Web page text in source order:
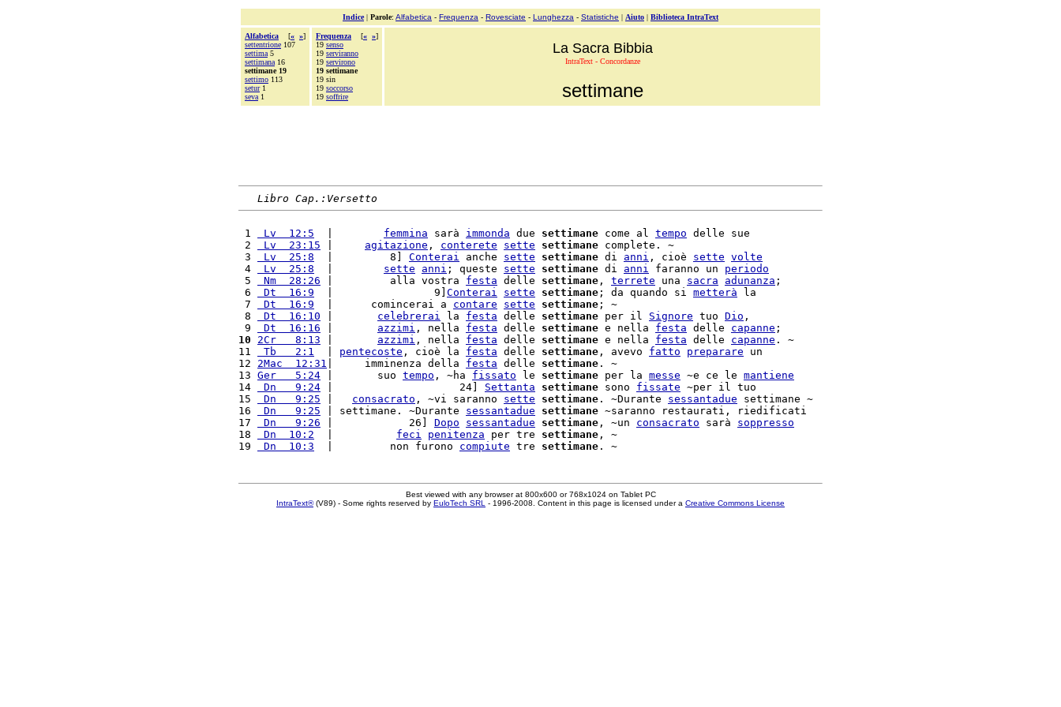
Indice| Parole: Alfabetica - Frequenza - Rovesciate - Lunghezza - Statistiche | Aiuto | Biblioteca IntraText
Alfabetica [« »]
settentrione 107
settima 5
settimana 16
settimane 19
settimo 113
setur1
seva 1
Frequenza [« »]
19 senso
19 serviranno
19 servirono
19 settimane
19 sin
19 soccorso
19 soffrire
La Sacra Bibbia
IntraText - Concordanze
settimane
Libro Cap.:Versetto
1 Lv  12:5 femmina sarà immonda due settimane come al tempo delle sue
2
Lv  23:15 agitazione , conterete sette settimane complete. ~
3
Lv  25:8
  |         8]
Conterai anche sette settimane di anni , cioè sette volte
4
Lv  25:8 sette anni ; queste sette settimane di anni faranno un periodo
5
Nm  28:26 |         alla vostra festa delle settimane , terrete una sacra adunanza ;
6
Dt  16:9
  |                9]
Conterai sette settimane ; da quando si metterà la
7
Dt  16:9
  |      comincerai a
contare sette settimane ; ~
8
Dt  16:10 celebrerai la festa delle settimane per il Signore tuo Dio ,
9
Dt  16:16 azzimi , nella festa delle settimane e nella festa delle capanne
10
2Cr   8:13 azzimi , nella festa delle settimane e nella festa delle capanne . ~
11
Tb   2:1 pentecoste , cioè la festa delle settimane , avevo fatto preparare un
12 2Mac  12:31 |     imminenza della festa delle settimane . ~
13 Ger   5:24 |       suo tempo , ~ha fissato le settimane per la messe ~e ce le mantiene
14
Dn   9:24 |                    24] Settanta settimane sono fissate ~per il tuo
15
Dn   9:25 consacrato , ~vi saranno sette settimane . ~Durante sessantadue settimane ~
16
Dn   9:25 | settimane. ~Durante sessantadue settimane ~saranno restaurati, riedificati
17
Dn   9:26 |            26] Dopo sessantadue settimane , ~un consacrato sarà soppresso
18
Dn  10:2 feci penitenza per tre settimane , ~
19
Dn  10:3
  |         non furono
compiute tre settimane
Best viewed with any browser at 800x600 or 768x1024 on Tablet PC
IntraText®(V89) - Some rights reserved by EuloTech SRL - 1996-2008. Content in this page is licensed under a Creative Commons License